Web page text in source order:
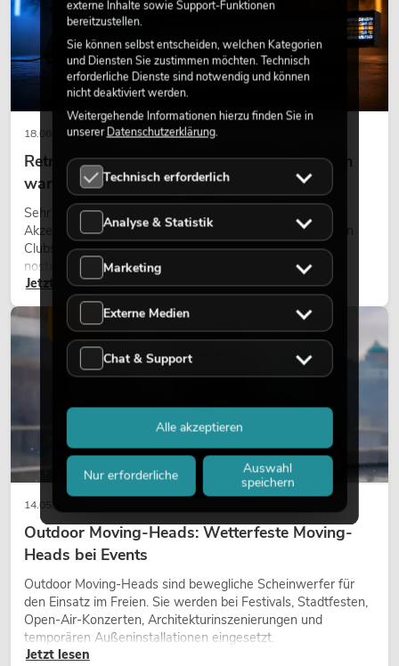
18.06.2026
Retro-Licht im modernen Lichtdesign: Warum
warmes Licht wieder wirkt
Sehr warmes Licht, sichtbare Leuchtflächen und farbige
Akzente prägen viele aktuelle Lichtdesigns auf Bühnen, in
Clubs und bei Events. Retro-Licht ist dabei kein rein
nostalgischer Effekt, sondern ein bewusst eingesetztes
Gestaltungsmittel: Es schafft Atmosphäre, gibt Szenen
Charakter und kann technische LED-Setups emotionaler
wirken lassen.
Jetzt lesen
14.05.2026
Outdoor Moving-Heads: Wetterfeste Moving-
Heads bei Events
Outdoor Moving-Heads sind bewegliche Scheinwerfer für
den Einsatz im Freien. Sie werden bei Festivals, Stadtfesten,
Open-Air-Konzerten, Architekturinszenierungen und
temporären Außeninstallationen eingesetzt.
Jetzt lesen
LICHT
externe Inhalte sowie Support-Funktionen
bereitzustellen.
Sie können selbst entscheiden, welchen Kategorien
und Diensten Sie zustimmen möchten. Technisch
erforderliche Dienste sind notwendig und können
nicht deaktiviert werden.
Weitergehende Informationen hierzu finden Sie in
unsererDatenschutzerklärung.
Technisch erforderlich
Analyse & Statistik
Marketing
Externe Medien
Chat & Support
Nur erforderliche
Auswahl
speichern
Alle akzeptieren